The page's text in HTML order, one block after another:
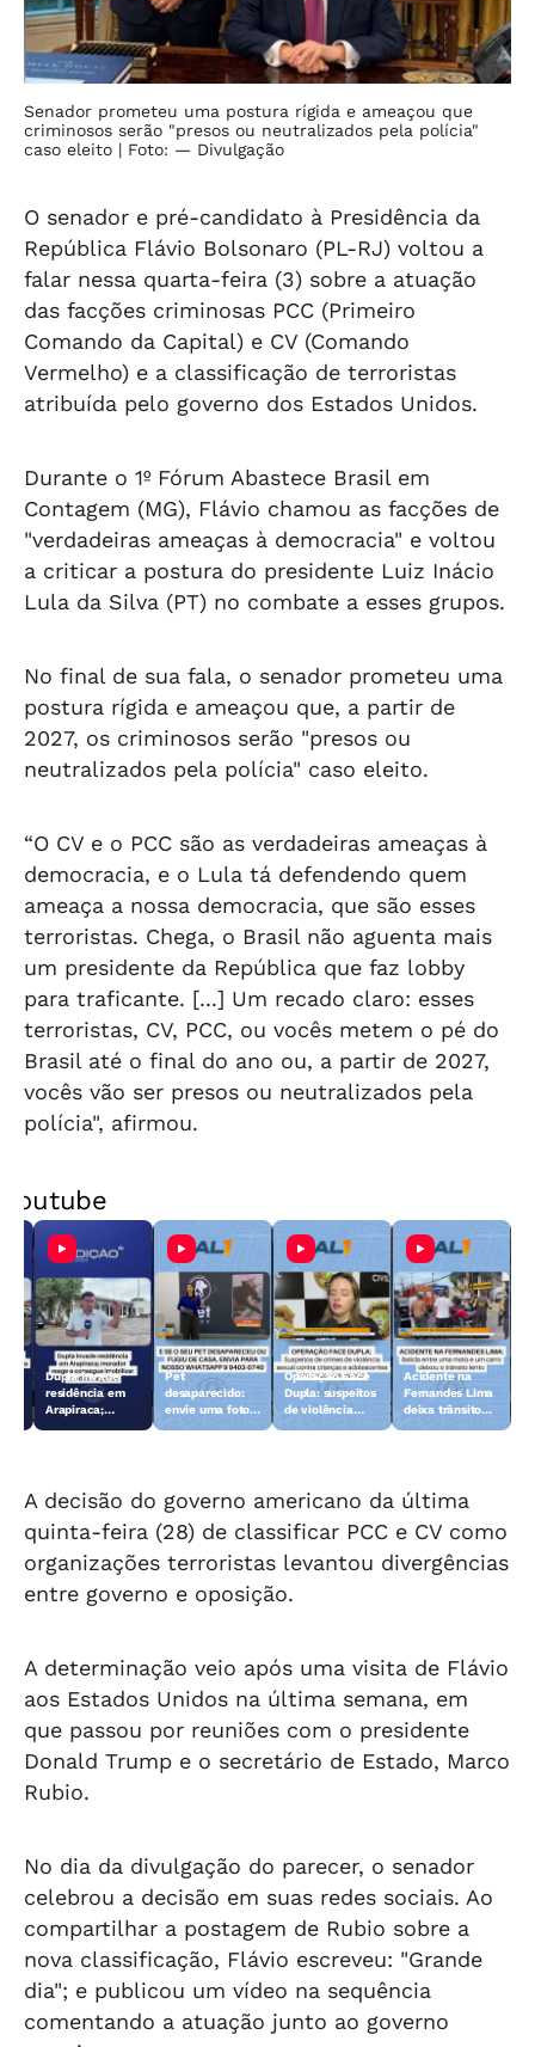
Senador prometeu uma postura rígida e ameaçou que
criminosos serão "presos ou neutralizados pela polícia"
caso eleito | Foto: — Divulgação
O senador e pré-candidato à Presidência da
República Flávio Bolsonaro (PL-RJ) voltou a
falar nessa quarta-feira (3) sobre a atuação
das facções criminosas PCC (Primeiro
Comando da Capital) e CV (Comando
Vermelho) e a classificação de terroristas
atribuída pelo governo dos Estados Unidos.
Durante o 1º Fórum Abastece Brasil em
Contagem (MG), Flávio chamou as facções de
"verdadeiras ameaças à democracia" e voltou
a criticar a postura do presidente Luiz Inácio
Lula da Silva (PT) no combate a esses grupos.
No final de sua fala, o senador prometeu uma
postura rígida e ameaçou que, a partir de
2027, os criminosos serão "presos ou
neutralizados pela polícia" caso eleito.
“O CV e o PCC são as verdadeiras ameaças à
democracia, e o Lula tá defendendo quem
ameaça a nossa democracia, que são esses
terroristas. Chega, o Brasil não aguenta mais
um presidente da República que faz lobby
para traficante. [...] Um recado claro: esses
terroristas, CV, PCC, ou vocês metem o pé do
Brasil até o final do ano ou, a partir de 2027,
vocês vão ser presos ou neutralizados pela
polícia", afirmou.
Dupla invade
residência em
Arapiraca;
Pet
desaparecido:
envie uma foto
Operação Face
Dupla: suspeitos
de violência
Acidente na
Fernandes Lima
deixa trânsito
A decisão do governo americano da última
quinta-feira (28) de classificar PCC e CV como
organizações terroristas levantou divergências
entre governo e oposição.
A determinação veio após uma visita de Flávio
aos Estados Unidos na última semana, em
que passou por reuniões com o presidente
Donald Trump e o secretário de Estado, Marco
Rubio.
No dia da divulgação do parecer, o senador
celebrou a decisão em suas redes sociais. Ao
compartilhar a postagem de Rubio sobre a
nova classificação, Flávio escreveu: "Grande
dia"; e publicou um vídeo na sequência
comentando a atuação junto ao governo